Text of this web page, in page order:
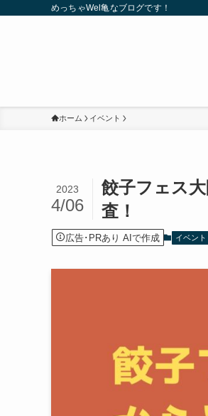
めっちゃWel亀なブログです！
ホーム イベント
餃子フェス
査！
2023
4/06
広告･PRあり AIで作成 イベント